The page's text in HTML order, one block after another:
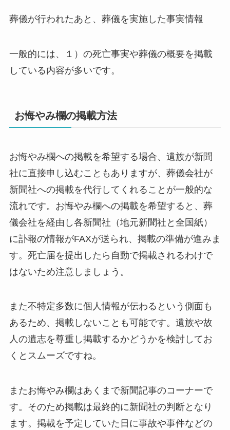
葬儀が行われたあと、葬儀を実施した事実情報
一般的には、１）の死亡事実や葬儀の概要を掲載
している内容が多いです。
お悔やみ欄の掲載方法
お悔やみ欄への掲載を希望する場合、遺族が新聞
社に直接申し込むこともありますが、葬儀会社が
新聞社への掲載を代行してくれることが一般的な
流れです。お悔やみ欄への掲載を希望すると、葬
儀会社を経由し各新聞社（地元新聞社と全国紙）
に訃報の情報がFAXが送られ、掲載の準備が進みま
す。死亡届を提出したら自動で掲載されるわけで
はないため注意しましょう。
また不特定多数に個人情報が伝わるという側面も
あるため、掲載しないことも可能です。遺族や故
人の遺志を尊重し掲載するかどうかを検討してお
くとスムーズですね。
またお悔やみ欄はあくまで新聞記事のコーナーで
す。そのため掲載は最終的に新聞社の判断となり
ます。掲載を予定していた日に事故や事件などの